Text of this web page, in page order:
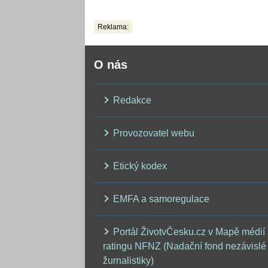
Reklama:
O nás
Redakce
Provozovatel webu
Etický kodex
EMFA a samoregulace
Portál ŽivotvČesku.cz v Mapě médií
ratingu NFNZ (Nadační fond nezávislé
žurnalistiky)